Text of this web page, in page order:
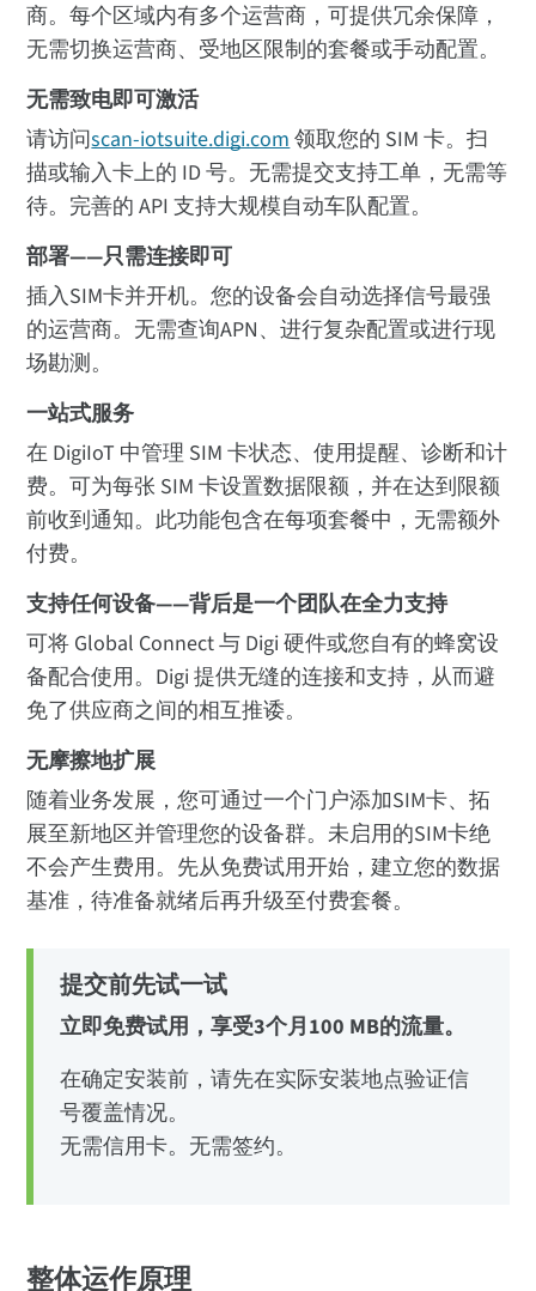
商。每个区域内有多个运营商，可提供冗余保障，
无需切换运营商、受地区限制的套餐或手动配置。
无需致电即可激活
请访问scan-iotsuite.digi.com领取您的 SIM 卡。扫
描或输入卡上的 ID 号。无需提交支持工单，无需等
待。完善的 API 支持大规模自动车队配置。
部署——只需连接即可
插入SIM卡并开机。您的设备会自动选择信号最强
的运营商。无需查询APN、进行复杂配置或进行现
场勘测。
一站式服务
在 DigiIoT 中管理 SIM 卡状态、使用提醒、诊断和计
费。可为每张 SIM 卡设置数据限额，并在达到限额
前收到通知。此功能包含在每项套餐中，无需额外
付费。
支持任何设备——背后是一个团队在全力支持
可将 Global Connect 与 Digi 硬件或您自有的蜂窝设
备配合使用。Digi 提供无缝的连接和支持，从而避
免了供应商之间的相互推诿。
无摩擦地扩展
随着业务发展，您可通过一个门户添加SIM卡、拓
展至新地区并管理您的设备群。未启用的SIM卡绝
不会产生费用。先从免费试用开始，建立您的数据
基准，待准备就绪后再升级至付费套餐。
提交前先试一试
立即免费试用，享受3个月100 MB的流量。
在确定安装前，请先在实际安装地点验证信
号覆盖情况。
无需信用卡。无需签约。
整体运作原理